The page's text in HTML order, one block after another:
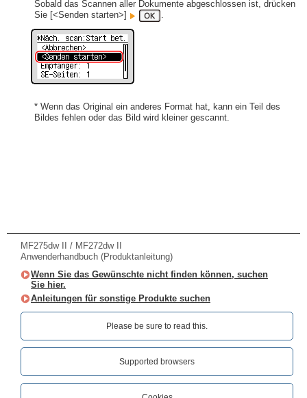
Sobald das Scannen aller Dokumente abgeschlossen ist, drücken
Sie [<Senden starten>]
.
* Wenn das Original ein anderes Format hat, kann ein Teil des
Bildes fehlen oder das Bild wird kleiner gescannt.
MF275dw II / MF272dw II
Anwenderhandbuch (Produktanleitung)
Wenn Sie das Gewünschte nicht finden können, suchen
Sie hier.
Anleitungen für sonstige Produkte suchen
Please be sure to read this.‎
Supported browsers